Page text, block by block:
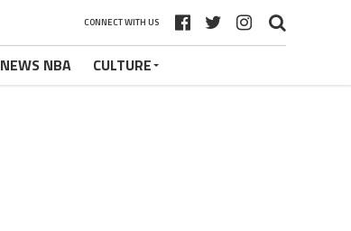
CONNECT WITH US
NEWS NBA CULTURE